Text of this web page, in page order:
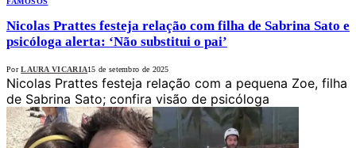
Nicolas Prattes festeja relação com filha de Sabrina Sato e
psicóloga alerta: ‘Não substitui o pai’
Por LAURA VICARIA15 de setembro de 2025
Nicolas Prattes festeja relação com a pequena Zoe, filha
de Sabrina Sato; confira visão de psicóloga